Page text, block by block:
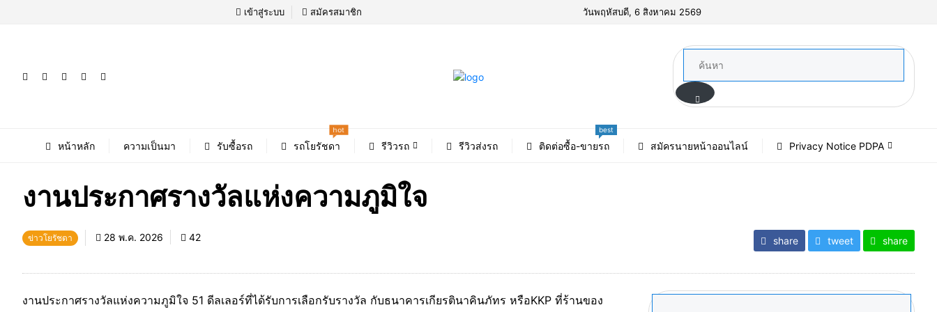
เข้าสู่ระบบ สมัครสมาชิก วันพฤหัสบดี, 6 สิงหาคม 2569
หน้าหลัก ความเป็นมา รับซื้อรถ รถโยรัชดา
hot
รีวิวรถ รีวิวส่งรถ ติดต่อซื้อ-ขายรถ
best
สมัครนายหน้าออนไลน์ Privacy Notice PDPA
งานประกาศรางวัลแห่งความภูมิใจ
ข่าวโยรัชดา 28 พ.ค. 2026 42 share tweet share
งานประกาศรางวัลแห่งความภูมิใจ 51 ดีลเลอร์ที่ได้รับการเลือกรับรางวัล กับธนาคารเกียรตินาคินภัทร หรือKKP ที่ร้านของ
ค้นหา